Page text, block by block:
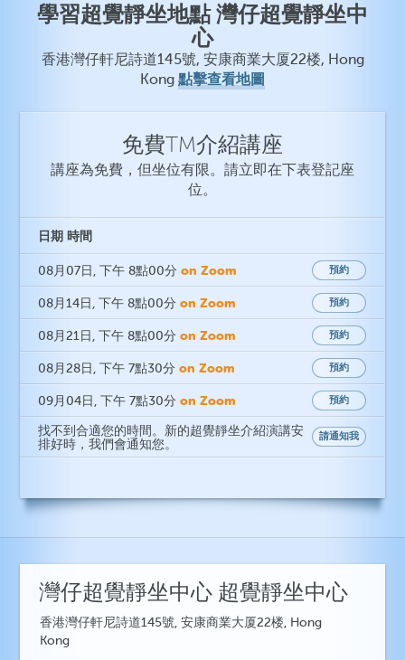
學習超覺靜坐地點 灣仔超覺靜坐中
心
香港灣仔軒尼詩道145號, 安康商業大厦22楼, Hong
Kong 點擊查看地圖
免費TM介紹講座
講座為免費，但坐位有限。請立即在下表登記座
位。
日期 時間
08月07日 , 下午 8點00分 on Zoom 預約
08月14日 , 下午 8點00分 on Zoom 預約
08月21日 , 下午 8點00分 on Zoom 預約
08月28日 , 下午 7點30分 on Zoom 預約
09月04日 , 下午 7點30分 on Zoom 預約
找不到合適您的時間。新的超覺靜坐介紹演講安
排好時，我們會通知您。
請通知我
灣仔超覺靜坐中心 超覺靜坐中心
香港灣仔軒尼詩道145號, 安康商業大厦22楼, Hong
Kong